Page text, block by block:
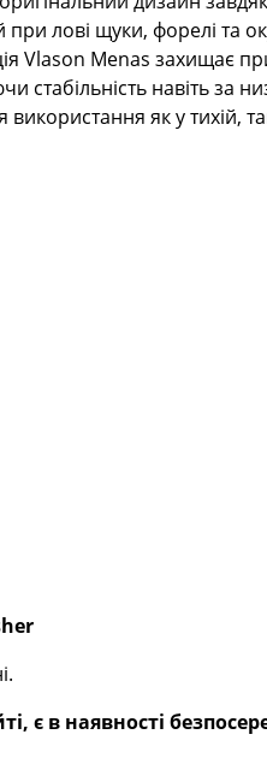
лові щуки, форелі та
Vlason Menas захищає
навіть за
як у тихій,
є в наявності